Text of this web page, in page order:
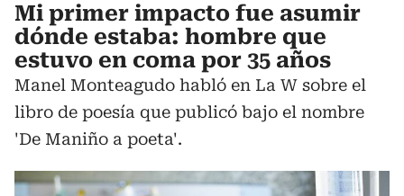
Mi primer impacto fue asumir
dónde estaba: hombre que
estuvo en coma por 35 años
Manel Monteagudo habló en La W sobre el
libro de poesía que publicó bajo el nombre
'De Maniño a poeta'.